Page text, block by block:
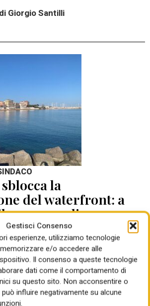
Gestisci Consenso
esperienze, utilizziamo tecnologie
e/o accedere alle
Il consenso a queste tecnologie
dati come il comportamento di
su questo sito. Non acconsentire o
influire negativamente su alcune
di Giorgio Santilli
la
del waterfront: a
concorso di
di Mauro Giansante